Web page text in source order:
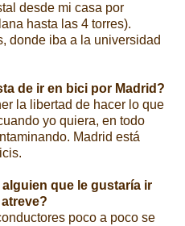
desde mi casa por
hasta las 4 torres).
donde iba a la universidad
de ir en bici por Madrid?
la libertad de hacer lo que
yo quiera, en todo
Madrid está
que le gustaría ir
poco a poco se